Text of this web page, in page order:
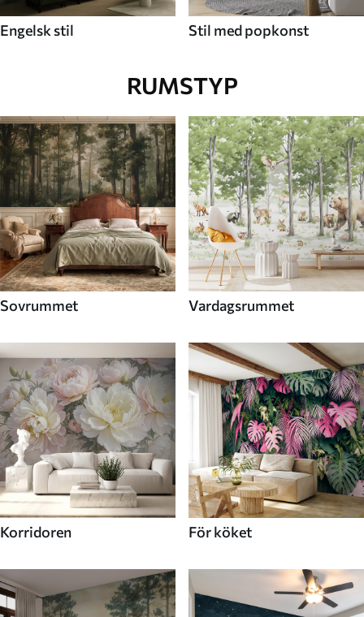
Engelsk stil Stil med popkonst
RUMSTYP
Sovrummet Vardagsrummet
Korridoren För köket